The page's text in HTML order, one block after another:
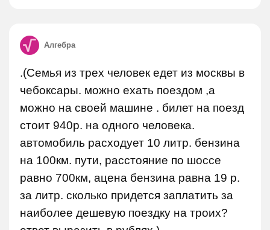
Алгебра
.(Семья из трех человек едет из москвы в
чебоксары. можно ехать поездом ,а
можно на своей машине . билет на поезд
стоит 940р. на одного человека.
автомобиль расходует 10 литр. бензина
на 100км. пути, расстояние по шоссе
равно 700км, ацена бензина равна 19 р.
за литр. сколько придется заплатить за
наиболее дешевую поездку на троих?